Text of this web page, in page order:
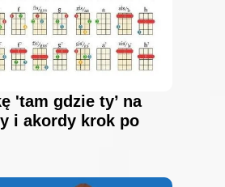
'tam gdzie ty’ na
i akordy krok po